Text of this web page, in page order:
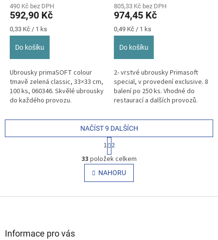
490 Kč bez DPH
592,90 Kč
Měrná
cena:
0,33 Kč / 1 ks
Do košíku
Ubrousky primaSOFT colour
tmavě zelená classic, 33×33 cm,
100 ks, 060346. Skvělé ubrousky
do každého provozu.
805,33 Kč bez DPH
974,45 Kč
Měrná
cena:
0,49 Kč / 1 ks
Do košíku
2- vrstvé ubrousky Primasoft
special, v provedení exclusive. 8
balení po 250 ks. Vhodné do
restaurací a dalších provozů.
O
v
l
á
NAČÍST 9 DALŠÍCH
S
t
r
á
n
k
v
1 2
33 položek celkem
NAHORU
Informace pro vás